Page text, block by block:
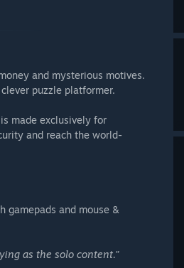
and mysterious motives.
puzzle platformer.
made exclusively for
and reach the world-
gamepads and mouse &
as the solo content.”